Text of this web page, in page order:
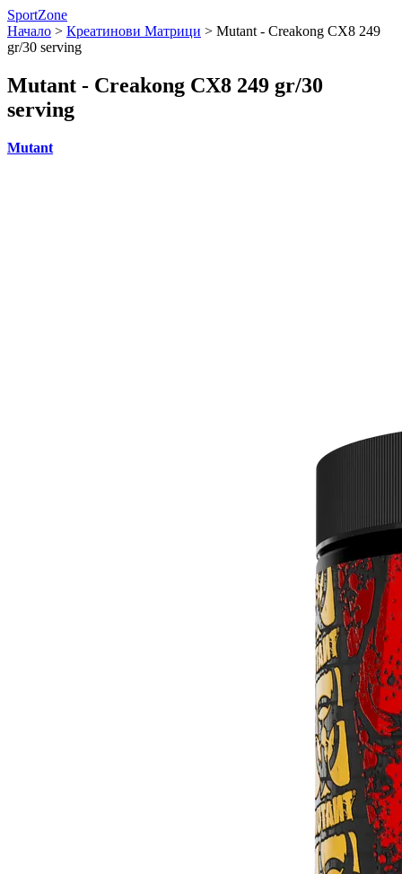
SportZone
Начало > Креатинови Матрици > Mutant - Creakong CX8 249
gr/30 serving
Mutant - Creakong CX8 249 gr/30
serving
Mutant